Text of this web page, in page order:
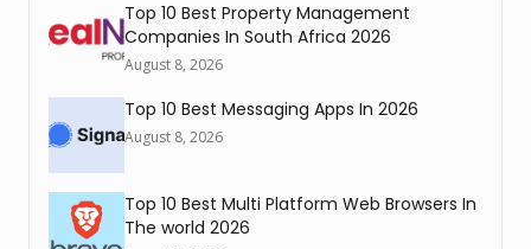
Top 10 Best Property Management
Companies In South Africa 2026
August 8, 2026
Top 10 Best Messaging Apps In 2026
August 8, 2026
Top 10 Best Multi Platform Web Browsers In
The world 2026